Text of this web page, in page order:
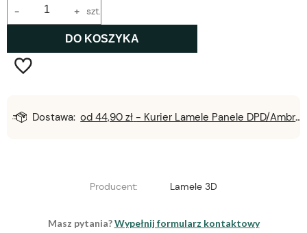
+
- szt.
DO KOSZYKA
Dostawa: od 44,90 zł - Kurier Lamele Panele DPD/Ambro/NST
Producent: Lamele 3D
Masz pytania?Wypełnij formularz kontaktowy